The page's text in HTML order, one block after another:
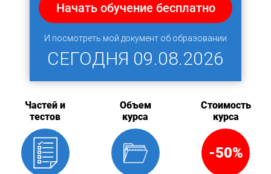
Начать обучение бесплатно
И посмотреть мой документ об образовании
СЕГОДНЯ 09.08.2026
Частей и
тестов
Объем
курса
Стоимость
курса
-50%